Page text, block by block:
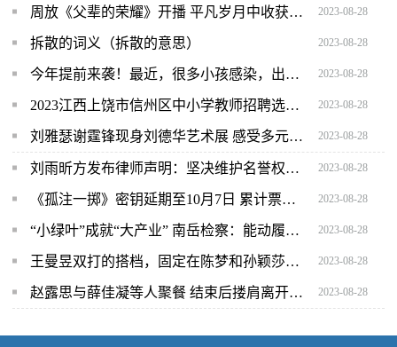
周放《父辈的荣耀》开播 平凡岁月中收获成长 2023-08-28
拆散的词义（拆散的意思） 2023-08-28
今年提前来袭！最近，很多小孩感染，出现这些症状积极就医！ 2023-08-28
2023江西上饶市信州区中小学教师招聘选岗公告 2023-08-28
刘雅瑟谢霆锋现身刘德华艺术展 感受多元多彩世界 2023-08-28
刘雨昕方发布律师声明：坚决维护名誉权等合法权益 2023-08-28
《孤注一掷》密钥延期至10月7日 累计票房33.84亿 2023-08-28
“小绿叶”成就“大产业” 南岳检察：能动履职当好云雾茶的“公益卫士” 2023-08-28
王曼昱双打的搭档，固定在陈梦和孙颖莎之间，这是国乒的布局 2023-08-28
赵露思与薛佳凝等人聚餐 结束后搂肩离开关系超好 2023-08-28